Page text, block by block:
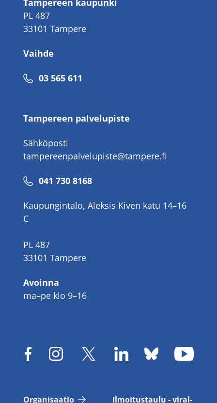
Tampereen kaupunki
PL 487
33101 Tampere
Vaihde
Puhelinnumero
03 565 611
Tampereen palvelupiste
Sähköposti
tampereenpalvelupiste@tampere.fi
Puhelinnumero
041 730 8168
Kaupungintalo, Aleksis Kiven katu 14–16
C
PL 487
33101 Tampere
Avoinna
ma–pe klo 9–16
Or­ga­ni­saa­tio
Il­moi­tus­tau­lu - vi­ral­